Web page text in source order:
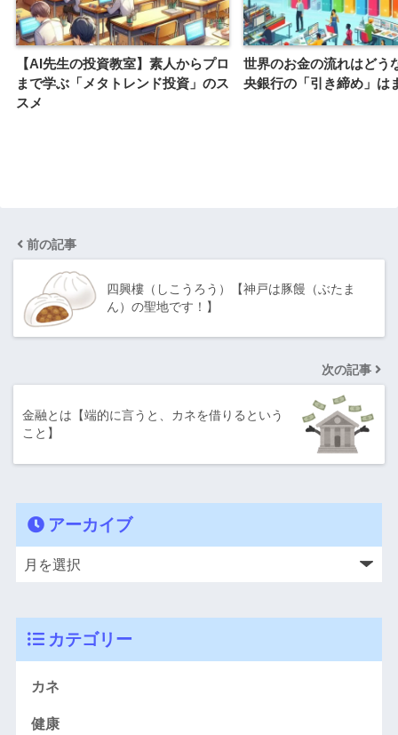
【AI先生の投資教室】素人からプロ
まで学ぶ「メタトレンド投資」のス
スメ
世界のお金の流れはどう
央銀行の「引き締め」は
前の記事
四興樓（しこうろう）【神戸は豚饅（ぶたま
ん）の聖地です！】
次の記事
金融とは【端的に言うと、カネを借りるという
こと】
アーカイブ
カテゴリー
カネ
健康